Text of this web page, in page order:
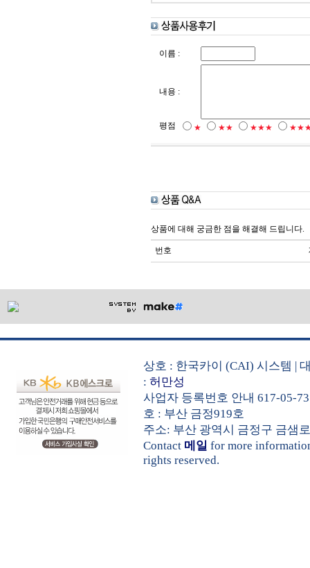
이름 :
내용 :
평점 ★ ★★ ★★★
상품에 대해 궁금한 점을 해결해 드립니다.
번호
상호 : 한국카이 (CAI) 시스템 |
: 허만성
사업자 등록번호 안내 617-05-
호 : 부산 금정919호
주소: 부산 광역시 금정구 금샘
Contact 메일 for more
rights reserved.